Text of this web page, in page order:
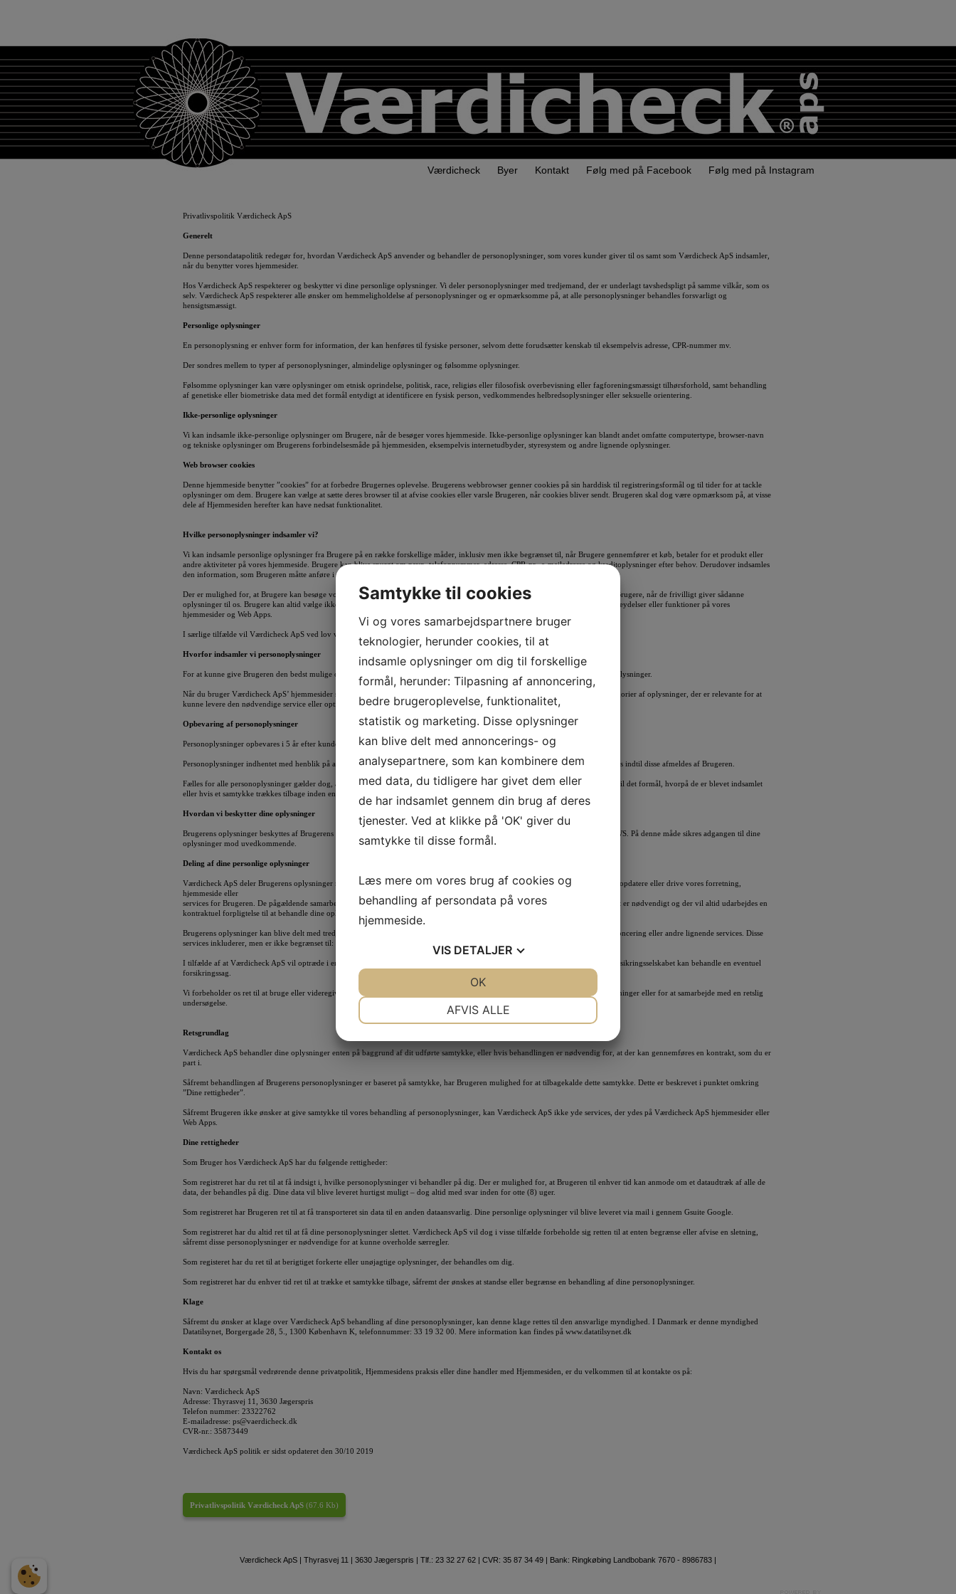
Værdicheck Byer Kontakt Følg med på Facebook Følg med på Instagram
Privatlivspolitik Værdicheck ApS
Generelt
Denne persondatapolitik redegør for, hvordan Værdicheck ApS anvender og behandler de personoplysninger, som vores kunder giver til os samt som Værdicheck ApS indsamler,
når du benytter vores hjemmesider.
Hos Værdicheck ApS respekterer og beskytter vi dine personlige oplysninger. Vi deler personoplysninger med tredjemand, der er underlagt tavshedspligt på samme vilkår, som os
selv. Værdicheck ApS respekterer alle ønsker om hemmeligholdelse af personoplysninger og er opmærksomme på, at alle personoplysninger behandles forsvarligt og
hensigtsmæssigt.
Personlige oplysninger
En personoplysning er enhver form for information, der kan henføres til fysiske personer, selvom dette forudsætter kenskab til eksempelvis adresse, CPR-nummer mv.
Der sondres mellem to typer af personoplysninger, almindelige oplysninger og følsomme oplysninger.
Følsomme oplysninger kan være oplysninger om etnisk oprindelse, politisk, race, religiøs eller filosofisk overbevisning eller fagforeningsmæssigt tilhørsforhold, samt behandling
af genetiske eller biometriske data med det formål entydigt at identificere en fysisk person, vedkommendes helbredsoplysninger eller seksuelle orientering.
Ikke-personlige oplysninger
Vi kan indsamle ikke-personlige oplysninger om Brugere, når de besøger vores hjemmeside. Ikke-personlige oplysninger kan blandt andet omfatte computertype, browser-navn
og tekniske oplysninger om Brugerens forbindelsesmåde på hjemmesiden, eksempelvis internetudbyder, styresystem og andre lignende oplysninger.
Web browser cookies
Denne hjemmeside benytter ”cookies” for at forbedre Brugernes oplevelse. Brugerens webbrowser genner cookies på sin harddisk til registreringsformål og til tider for at tackle
oplysninger om dem. Brugere kan vælge at sætte deres browser til at afvise cookies eller varsle Brugeren, når cookies bliver sendt. Brugeren skal dog være opmærksom på, at visse
dele af Hjemmesiden herefter kan have nedsat funktionalitet.
Hvilke personoplysninger indsamler vi?
Vi kan indsamle personlige oplysninger fra Brugere på en række forskellige måder, inklusiv men ikke begrænset til, når Brugere gennemfører et køb, betaler for et produkt eller
andre aktiviteter på vores hjemmeside. Brugere kan blive spurgt om navn, telefonnummer, adresse, CPR-nr., e-mailadresse og kreditoplysninger efter behov. Derudover indsamles
den information, som Brugeren måtte anføre i eventuelle beskeder til os.
Der er mulighed for, at Brugere kan besøge vores hjemmeside anonymt og vi vil udelukkende indsamle personlige oplysninger fra Brugere, når de frivilligt giver sådanne
oplysninger til os. Brugere kan altid vælge ikke at give personlige oplysninger, men dette kan forhindre dem i at benytte visse tjenesteydelser eller funktioner på vores
hjemmesider og Web Apps.
I særlige tilfælde vil Værdicheck ApS ved lov være forpligtet til at indsamle specifikke og verificerede personoplysninger.
Hvorfor indsamler vi personoplysninger
For at kunne give Brugeren den bedst mulige oplevelse med vores Service, Web Apps og hjemmesider, indsamles relevante personoplysninger.
Når du bruger Værdicheck ApS’ hjemmesider samt Web Apps, giver du således samtykke til at Værdicheck ApS må håndtere de kategorier af oplysninger, der er relevante for at
kunne levere den nødvendige service eller optimering, vedligehold eller udvikling af vores hjemmesider.
Opbevaring af personoplysninger
Personoplysninger opbevares i 5 år efter kundeforholdets ophør, hvorefter de slettes.
Personoplysninger indhentet med henblik på at sende nyhedsbreve og opdateringer omkring vores Web Apps og services vil beholdes indtil disse afmeldes af Brugeren.
Fælles for alle personoplysninger gælder dog, at personoplysninger altid slettes, når personoplysningerne ikke er relevante i forhold til det formål, hvorpå de er blevet indsamlet
eller hvis et samtykke trækkes tilbage inden en egentlig handel, er begyndt.
Hvordan vi beskytter dine oplysninger
Brugerens oplysninger beskyttes af Brugerens eget login og password. Brugerens oplysninger er hostet hos Amazon Web Services AWS. På denne måde sikres adgangen til dine
oplysninger mod uvedkommende.
Deling af dine personlige oplysninger
Værdicheck ApS deler Brugerens oplysninger med betroede samarbejdspartnere, som hjælper Værdicheck ApS med at vedligeholde, opdatere eller drive vores forretning,
hjemmeside eller
services for Brugeren. De pågældende samarbejdspartnere vil kun have adgang til Brugerens personlige oplysninger i det omfang det er nødvendigt og der vil altid udarbejdes en
kontraktuel forpligtelse til at behandle dine oplysninger fortroligt.
Brugerens oplysninger kan blive delt med tredjeparter eller samarbejdspartnere, med henblik på at kunne levere markedsføring, annoncering eller andre lignende services. Disse
services inkluderer, men er ikke begrænset til:
I tilfælde af at Værdicheck ApS vil optræde i en forsikringssag, vil Værdicheck ApS dele de oplysninger, der er nødvendige for at forsikringsselskabet kan behandle en eventuel
forsikringssag.
Vi forbeholder os ret til at bruge eller videregive oplysninger, som er nødvendige for at overholde love, regler eller juridiske anmodninger eller for at samarbejde med en retslig
undersøgelse.
Retsgrundlag
Værdicheck ApS behandler dine oplysninger enten på baggrund af dit udførte samtykke, eller hvis behandlingen er nødvendig for, at der kan gennemføres en kontrakt, som du er
part i.
Såfremt behandlingen af Brugerens personoplysninger er baseret på samtykke, har Brugeren mulighed for at tilbagekalde dette samtykke. Dette er beskrevet i punktet omkring
”Dine rettigheder”.
Såfremt Brugeren ikke ønsker at give samtykke til vores behandling af personoplysninger, kan Værdicheck ApS ikke yde services, der ydes på Værdicheck ApS hjemmesider eller
Web Apps.
Dine rettigheder
Som Bruger hos Værdicheck ApS har du følgende rettigheder:
Som registreret har du ret til at få indsigt i, hvilke personoplysninger vi behandler på dig. Der er mulighed for, at Brugeren til enhver tid kan anmode om et dataudtræk af alle de
data, der behandles på dig. Dine data vil blive leveret hurtigst muligt – dog altid med svar inden for otte (8) uger.
Som registreret har Brugeren ret til at få transporteret sin data til en anden dataansvarlig. Dine personlige oplysninger vil blive leveret via mail i gennem Gsuite Google.
Som registreret har du altid ret til at få dine personoplysninger slettet. Værdicheck ApS vil dog i visse tilfælde forbeholde sig retten til at enten begrænse eller afvise en sletning,
såfremt disse personoplysninger er nødvendige for at kunne overholde særregler.
Som registeret har du ret til at berigtiget forkerte eller unøjagtige oplysninger, der behandles om dig.
Som registreret har du enhver tid ret til at trække et samtykke tilbage, såfremt der ønskes at standse eller begrænse en behandling af dine personoplysninger.
Klage
Såfremt du ønsker at klage over Værdicheck ApS behandling af dine personoplysninger, kan denne klage rettes til den ansvarlige myndighed. I Danmark er denne myndighed
Datatilsynet, Borgergade 28, 5., 1300 København K, telefonnummer: 33 19 32 00. Mere information kan findes på www.datatilsynet.dk
Kontakt os
Hvis du har spørgsmål vedrørende denne privatpolitik, Hjemmesidens praksis eller dine handler med Hjemmesiden, er du velkommen til at kontakte os på:
Navn: Værdicheck ApS
Adresse: Thyrasvej 11, 3630 Jægerspris
Telefon nummer: 23322762
E-mailadresse: ps@vaerdicheck.dk
CVR-nr.: 35873449
Værdicheck ApS politik er sidst opdateret den 30/10 2019
Privatlivspolitik Værdicheck ApS (67.6 Kb)
Værdicheck ApS | Thyrasvej 11 | 3630 Jægerspris | Tlf.: 23 32 27 62 | CVR: 35 87 34 49 | Bank: Ringkøbing Landbobank 7670 - 8986783 |
Samtykke til cookies
Vi og vores samarbejdspartnere bruger
teknologier, herunder cookies, til at
indsamle oplysninger om dig til forskellige
formål, herunder: Tilpasning af annoncering,
bedre brugeroplevelse, funktionalitet,
statistik og marketing. Disse oplysninger
kan blive delt med annoncerings- og
analysepartnere, som kan kombinere dem
med data, du tidligere har givet dem eller
de har indsamlet gennem din brug af deres
tjenester. Ved at klikke på 'OK' giver du
samtykke til disse formål.
Læs mere om vores brug af cookies og
behandling af persondata på vores
hjemmeside.
VIS DETALJER
MARKETING STATISTIK
AFVIS ALLE
OK